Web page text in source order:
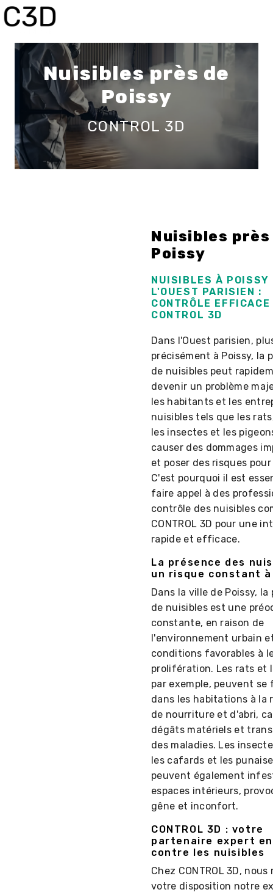
Nuisibles près de
Poissy
CONTROL 3D
Nuisibles près
Poissy
NUISIBLES À POISSY
L'OUEST PARISIEN :
CONTRÔLE EFFICACE
CONTROL 3D
Dans l'Ouest parisien,
précisément à Poissy, la
de nuisibles peut
devenir un problème
les habitants et les
nuisibles tels que les
les insectes et les
causer des dommages
et poser des risques
C'est pourquoi il est
faire appel à des
contrôle des nuisibles
CONTROL 3D pour une
rapide et efficace.
La présence des
un risque constant
Dans la ville de Poissy, la
de nuisibles est une
constante, en raison de
l'environnement urbain
conditions favorables à
prolifération. Les rats et
par exemple, peuvent
dans les habitations à la
de nourriture et d'abri,
dégâts matériels et
des maladies. Les
les cafards et les
peuvent également
espaces intérieurs,
gêne et inconfort.
CONTROL 3D : votre
partenaire expert
contre les nuisibles
Chez CONTROL 3D,
votre disposition notre
Panneau de gestion des cookies